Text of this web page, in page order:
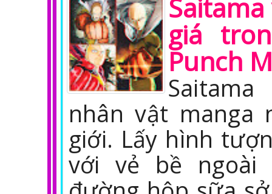
giá
Punch
nhân vật
giới. Lấy hình
với vẻ bề ngoài